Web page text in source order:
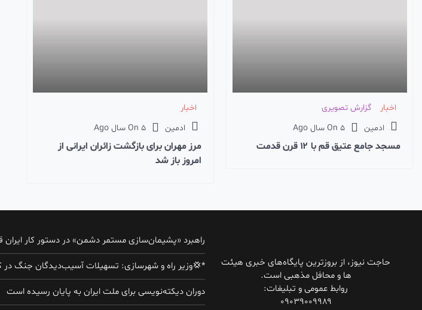
اخبار
گزارش تصویری
ادمین
On 5 سال Ago
مسجد جامع عتيق قم با ۱۲ قرن قدمت
اخبار
ادمین
On 5 سال Ago
مرز مهران برای بازگشت زائران ایرانی از
امروز باز شد
حاجت نیوز، از بروزترین پایگاه‌های خبری هیئت
ها و محافل مذهبی است.
روابط عمومی و تبلیغات:
۰۹۰۳۹۰۰۹۹۸۹
راهبرد «پشیمان‌سازی مستمر دشمن» در دستور کار ایران
*💢وزیر راه و شهرسازی: تسهیلات آسیب‌دیدگان جنگ در کمتر از ۳ روز
دوران دیکته‌نویسی برای ملت ایران به پایان رسیده است